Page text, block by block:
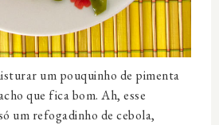
um pouquinho de pimenta
que fica bom. Ah, esse
um refogadinho de cebola,